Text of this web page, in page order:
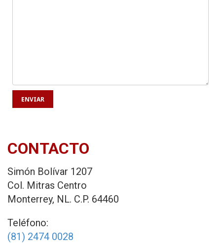
CONTACTO
Simón Bolívar 1207
Col. Mitras Centro
Monterrey, NL. C.P. 64460
Teléfono:
(81) 2474 0028